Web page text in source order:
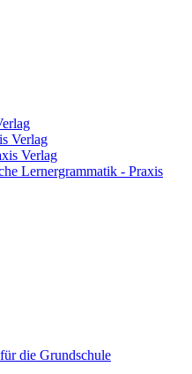
Verlag
Verlag
Lernergrammatik - Praxis
die Grundschule